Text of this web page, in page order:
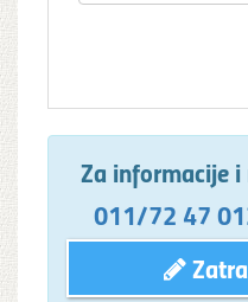
Za informacije
011/72 47